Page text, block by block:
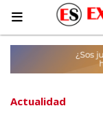
Actualidad